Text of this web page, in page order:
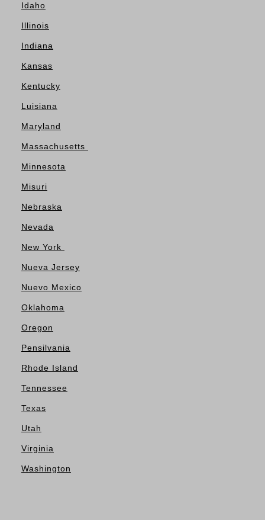
Idaho
Illinois
Indiana
Kansas
Kentucky
Luisiana
Maryland
Massachusetts
Minnesota
Misuri
Nebraska
Nevada
New York
Nueva Jersey
Nuevo Mexico
Oklahoma
Oregon
Pensilvania
Rhode Island
Tennessee
Texas
Utah
Virginia
Washington